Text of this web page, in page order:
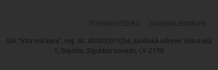
SIA “Vita mārkets”, reģ. Nr. 40003351054, juridiskā adrese: Vidus iela
1, Sigulda, Siguldas novads, LV-2150